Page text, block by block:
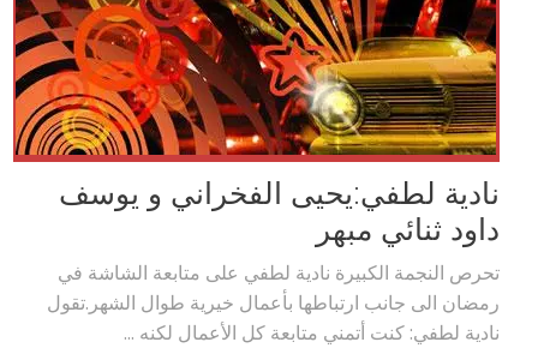
نادية لطفي:يحيى الفخراني و يوسف
داود ثنائي مبهر
تحرص النجمة الكبيرة نادية لطفي على متابعة الشاشة في
رمضان الى جانب ارتباطها بأعمال خيرية طوال الشهر.تقول
نادية لطفي: كنت أتمني متابعة كل الأعمال لكنه ...